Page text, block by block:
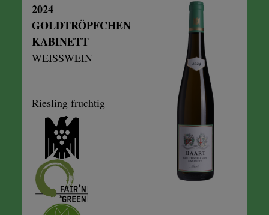
2024
GOLDTRÖPFCHEN
KABINETT
WEISSWEIN
Riesling fruchtig